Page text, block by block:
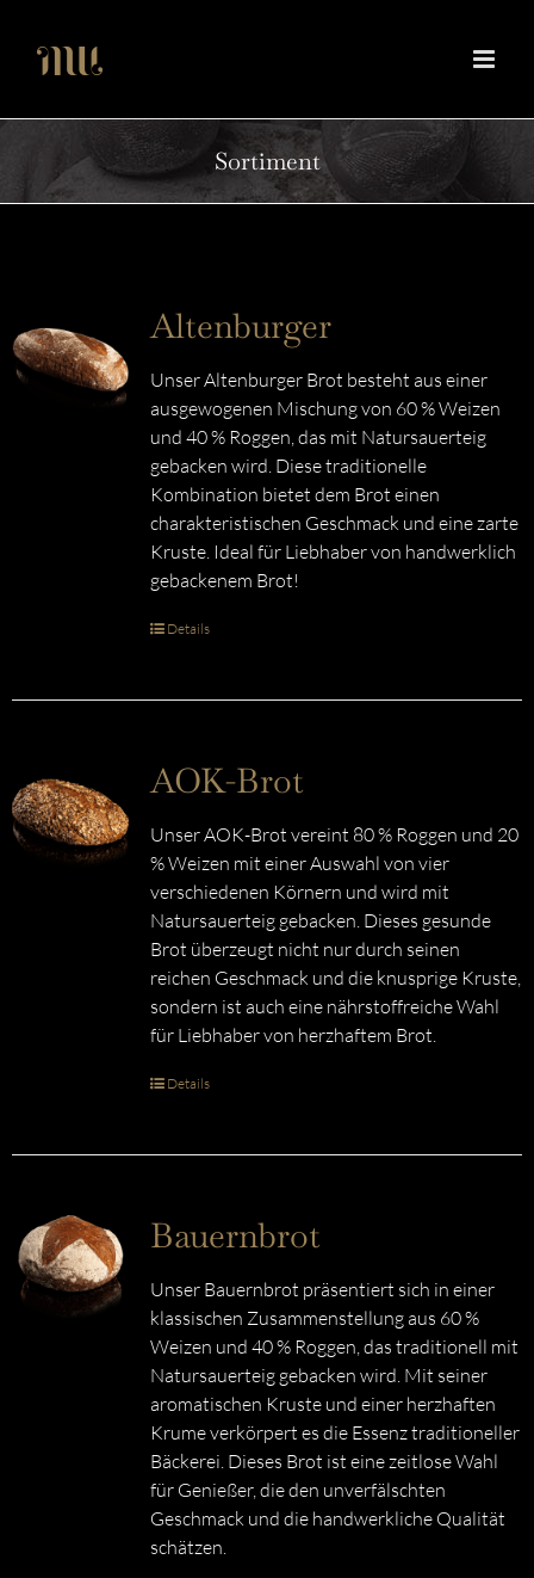
Inhalt
springen
Sortiment
Altenburger
Unser Altenburger Brot besteht aus einer
ausgewogenen Mischung von 60 % Weizen
und 40 % Roggen, das mit Natursauerteig
gebacken wird. Diese traditionelle
Kombination bietet dem Brot einen
charakteristischen Geschmack und eine zarte
Kruste. Ideal für Liebhaber von handwerklich
gebackenem Brot!
Details
AOK-Brot
Unser AOK-Brot vereint 80 % Roggen und 20
% Weizen mit einer Auswahl von vier
verschiedenen Körnern und wird mit
Natursauerteig gebacken. Dieses gesunde
Brot überzeugt nicht nur durch seinen
reichen Geschmack und die knusprige Kruste,
sondern ist auch eine nährstoffreiche Wahl
für Liebhaber von herzhaftem Brot.
Details
Bauernbrot
Unser Bauernbrot präsentiert sich in einer
klassischen Zusammenstellung aus 60 %
Weizen und 40 % Roggen, das traditionell mit
Natursauerteig gebacken wird. Mit seiner
aromatischen Kruste und einer herzhaften
Krume verkörpert es die Essenz traditioneller
Bäckerei. Dieses Brot ist eine zeitlose Wahl
für Genießer, die den unverfälschten
Geschmack und die handwerkliche Qualität
schätzen.